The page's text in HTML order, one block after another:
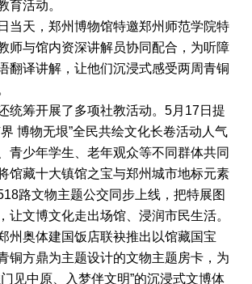
育活动。
当天，郑州博物馆特邀郑州师范学院特
师与馆内资深讲解员协同配合，为听障
翻译讲解，让他们沉浸式感受两周青铜
统筹开展了多项社教活动。5月17日提
博物无垠”全民共绘文化长卷活动人气
青少年学生、老年观众等不同群体共同
馆藏十大镇馆之宝与郑州城市地标元素
路文物主题公交同步上线，把特展图
让文博文化走出场馆、浸润市民生活。
州奥体建国饭店联袂推出以馆藏国宝
方鼎为主题设计的文物主题房卡，为
见中原、入梦伴文明”的沉浸式文博体